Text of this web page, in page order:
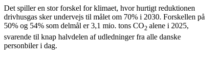
Det spiller en stor forskel for klimaet, hvor hurtigt reduktionen
drivhusgas sker undervejs til målet om 70% i 2030. Forskellen på
50% og 54% som delmål er 3,1 mio. tons CO2 alene i 2025,
svarende til knap halvdelen af udledninger fra alle danske
personbiler i dag.